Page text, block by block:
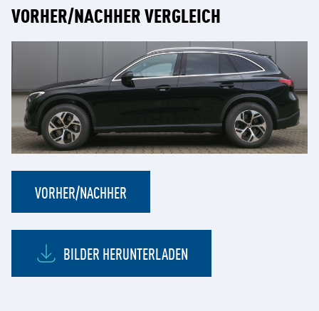
VORHER/NACHHER VERGLEICH
VORHER/NACHHER
BILDER HERUNTERLADEN